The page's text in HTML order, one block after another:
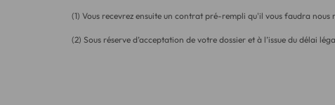
(1) Vous recevrez ensuite un contrat pré-rempli qu'il vous faudra
(2) Sous réserve d’acceptation de votre dossier et à l’issue du délai